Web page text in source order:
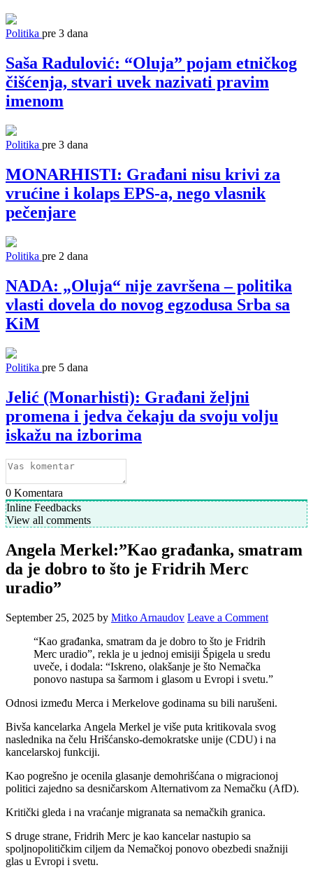
Politika pre 3 dana
Saša Radulović: “Oluja” pojam etničkog
čišćenja, stvari uvek nazivati pravim
imenom
Politika pre 3 dana
MONARHISTI: Građani nisu krivi za
vrućine i kolaps EPS-a, nego vlasnik
pečenjare
Politika pre 2 dana
NADA: „Oluja“ nije završena – politika
vlasti dovela do novog egzodusa Srba sa
KiM
Politika pre 5 dana
Jelić (Monarhisti): Građani željni
promena i jedva čekaju da svoju volju
iskažu na izborima
0 Komentara
Inline Feedbacks
View all comments
Angela Merkel:”Kao građanka, smatram
da je dobro to što je Fridrih Merc
uradio”
September 25, 2025 by Mitko Arnaudov Leave a Comment
“Kao građanka, smatram da je dobro to što je Fridrih
Merc uradio”, rekla je u jednoj emisiji Špigela u sredu
uveče, i dodala: “Iskreno, olakšanje je što Nemačka
ponovo nastupa sa šarmom i glasom u Evropi i svetu.”
Odnosi između Merca i Merkelove godinama su bili narušeni.
Bivša kancelarka Angela Merkel je više puta kritikovala svog
naslednika na čelu Hrišćansko-demokratske unije (CDU) i na
kancelarskoj funkciji.
Kao pogrešno je ocenila glasanje demohrišćana o migracionoj
politici zajedno sa desničarskom Alternativom za Nemačku (AfD).
Kritički gleda i na vraćanje migranata sa nemačkih granica.
S druge strane, Fridrih Merc je kao kancelar nastupio sa
spoljnopolitičkim ciljem da Nemačkoj ponovo obezbedi snažniji
glas u Evropi i svetu.